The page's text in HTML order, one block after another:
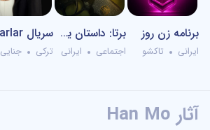
برنامه زن روز
ایرانی تاکشو
برتا: داستان یک اسلحه | Beretta
اجتماعی ایرانی ترکی جنایی
آثار Han Mo